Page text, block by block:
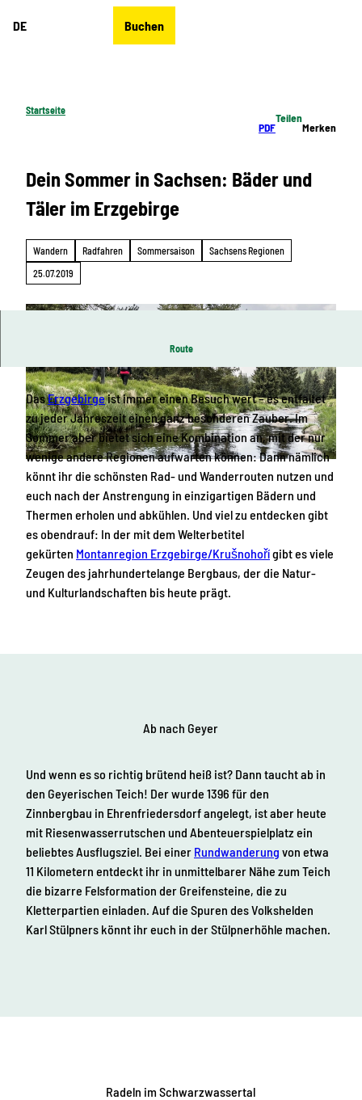
DE Buchen
Startseite
PDF
Teilen
Merken
Dein Sommer in Sachsen: Bäder und
Täler im Erzgebirge
Wandern Radfahren Sommersaison
Sachsens Regionen
25.07.2019
© Peter von Felbert | KI-optimiert
Route
DasErzgebirgeist immer einen Besuch wert – es entfaltet
zu jeder Jahreszeit einen ganz besonderen Zauber. Im
Sommer aber bietet sich eine Kombination an, mit der nur
wenige andere Regionen aufwarten können: Dann nämlich
könnt ihr die schönsten Rad- und Wanderrouten nutzen und
euch nach der Anstrengung in einzigartigen Bädern und
Thermen erholen und abkühlen. Und viel zu entdecken gibt
es obendrauf: In der mit dem Welterbetitel
gekürten Montanregion Erzgebirge/Krušnohořígibt es viele
Zeugen des jahrhundertelange Bergbaus, der die Natur-
und Kulturlandschaften bis heute prägt.
Ab nach Geyer
Und wenn es so richtig brütend heiß ist? Dann taucht ab in
den Geyerischen Teich! Der wurde 1396 für den
Zinnbergbau in Ehrenfriedersdorf angelegt, ist aber heute
mit Riesenwasserrutschen und Abenteuerspielplatz ein
beliebtes Ausflugsziel. Bei einer Rundwanderung von etwa
11 Kilometern entdeckt ihr in unmittelbarer Nähe zum Teich
die bizarre Felsformation der Greifensteine, die zu
Kletterpartien einladen. Auf die Spuren des Volkshelden
Karl Stülpners könnt ihr euch in der Stülpnerhöhle machen.
Radeln im Schwarzwassertal